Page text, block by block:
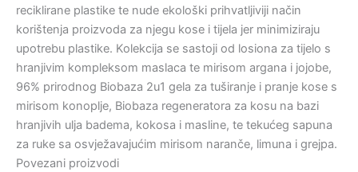
reciklirane plastike te nude ekološki prihvatljiviji način
korištenja proizvoda za njegu kose i tijela jer minimiziraju
upotrebu plastike. Kolekcija se sastoji od losiona za tijelo s
hranjivim kompleksom maslaca te mirisom argana i jojobe,
96% prirodnog Biobaza 2u1 gela za tuširanje i pranje kose s
mirisom konoplje, Biobaza regeneratora za kosu na bazi
hranjivih ulja badema, kokosa i masline, te tekućeg sapuna
za ruke sa osvježavajućim mirisom naranče, limuna i grejpa.
Povezani proizvodi